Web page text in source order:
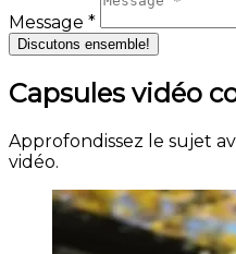
Message *
Discutons ensemble!
Capsules vidéo
Approfondissez le sujet
vidéo.